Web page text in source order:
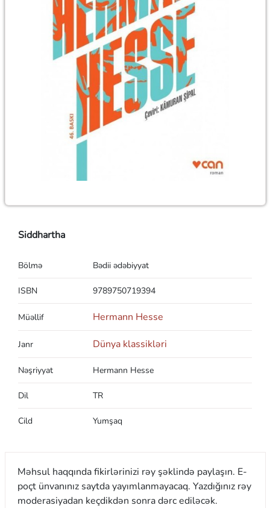
Siddhartha
Bölmə Bədii ədəbiyyat
ISBN 9789750719394
Müəllif Hermann Hesse
Janr Dünya klassikləri
Nəşriyyat Hermann Hesse
Dil TR
Cild Yumşaq
Məhsul haqqında fikirlərinizi rəy şəklində paylaşın. E-
poçt ünvanınız saytda yayımlanmayacaq. Yazdığınız rəy
moderasiyadan keçdikdən sonra dərc ediləcək.